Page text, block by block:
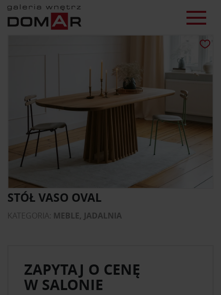
STÓŁ VASO OVAL
KATEGORIA: MEBLE, JADALNIA
ZAPYTAJ O CENĘ
W SALONIE